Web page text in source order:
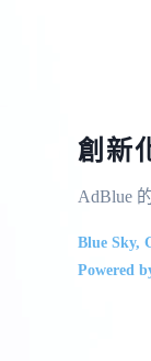
創新
AdBlue
Blue Sky,
Powered